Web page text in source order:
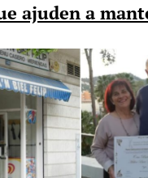
ajuden a